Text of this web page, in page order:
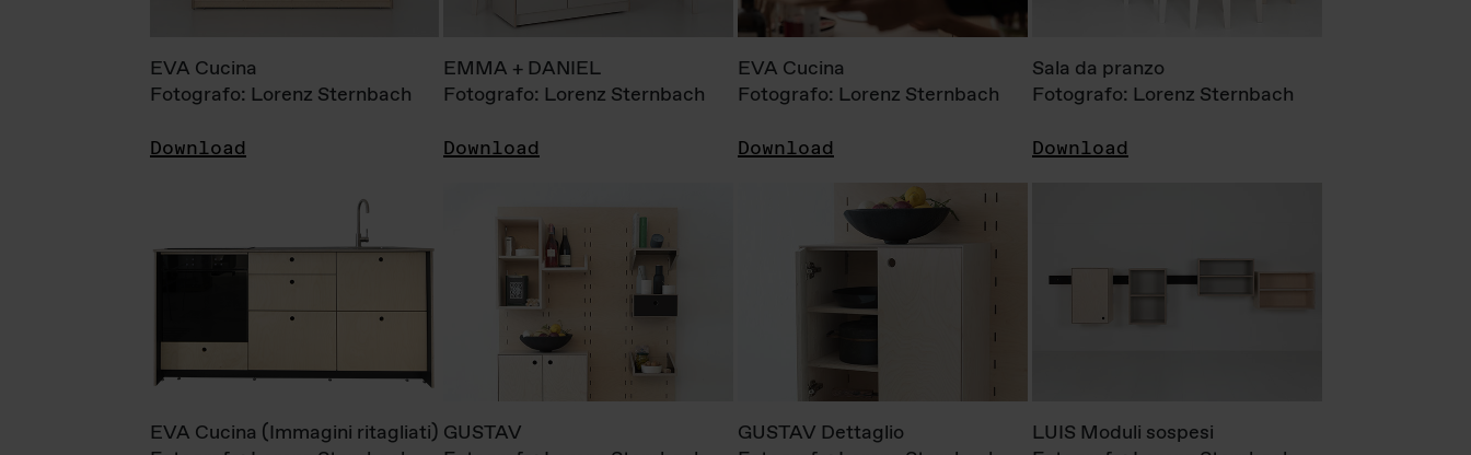
EVA Cucina
Fotografo: Lorenz Sternbach
Download
EMMA + DANIEL
Fotografo: Lorenz Sternbach
Download
EVA Cucina
Fotografo: Lorenz Sternbach
Download
Sala da pranzo
Fotografo: Lorenz Sternbach
Download
EVA Cucina (Immagini ritagliati) GUSTAV
GUSTAV Dettaglio
LUIS Moduli sospesi